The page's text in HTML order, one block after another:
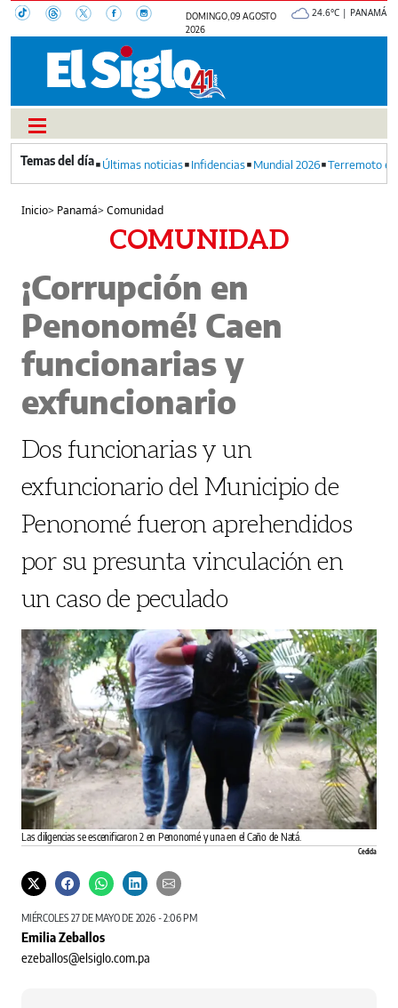
DOMINGO, 09 AGOSTO
2026
24.6°C | PANAMÁ
Últimas noticias Infidencias Mundial 2026 Terremoto
Inicio> Panamá>Comunidad
COMUNIDAD
¡Corrupción en
Penonomé! Caen
funcionarias y
exfuncionario
Dos funcionarias y un
exfuncionario del Municipio de
Penonomé fueron aprehendidos
por su presunta vinculación en
un caso de peculado
Las diligencias se escenificaron 2 en Penonomé y una en el Caño de Natá.
Cedida
MIÉRCOLES 27 DE MAYO DE 2026 - 2:06 PM
Emilia Zeballos
ezeballos@elsiglo.com.pa